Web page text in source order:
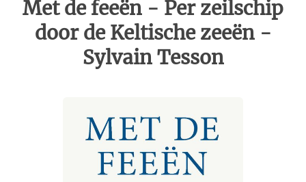
Met de feeën - Per zeilschip
door de Keltische zeeën -
Sylvain Tesson